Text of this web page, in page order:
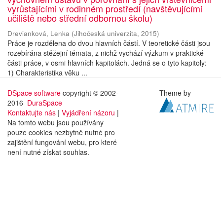
vyrůstajícími v rodinném prostředí (navštěvujícími
učiliště nebo střední odbornou školu)
Drevianková, Lenka (Jihočeská univerzita, 2015)
Práce je rozdělena do dvou hlavních částí. V teoretické části jsou
rozebírána stěžejní témata, z nichž vychází výzkum v praktické
části práce, v osmi hlavních kapitolách. Jedná se o tyto kapitoly:
1) Charakteristika věku ...
DSpace software copyright © 2002-
2016 DuraSpace
Kontaktujte nás | Vyjádření názoru |
Na tomto webu jsou používány
pouze cookies nezbytně nutné pro
zajištění fungování webu, pro které
není nutné získat souhlas.
Theme by